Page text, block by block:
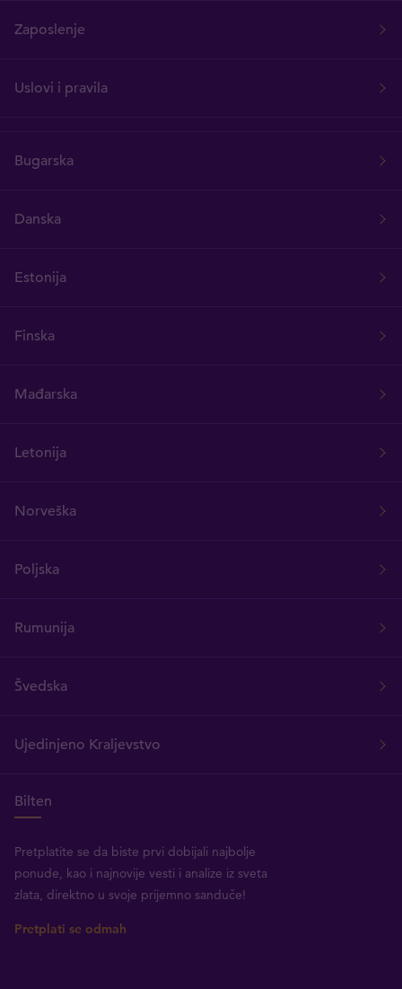
Zaposlenje
Uslovi i pravila
Bugarska
Danska
Estonija
Finska
Mađarska
Letonija
Norveška
Poljska
Rumunija
Švedska
Ujedinjeno Kraljevstvo
Bilten
Pretplatite se da biste prvi dobijali najbolje
ponude, kao i najnovije vesti i analize iz sveta
zlata, direktno u svoje prijemno sanduče!
Pretplati se odmah